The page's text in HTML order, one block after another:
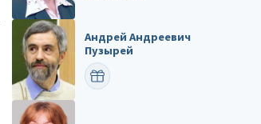
Андрей Андреевич
Пузырей
ПОЗДРАВИТЬ